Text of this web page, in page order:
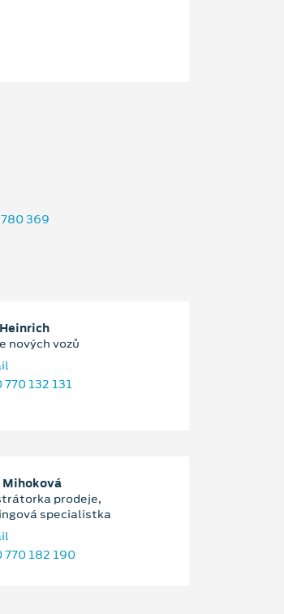
369
nových vozů
132 131
prodeje,
specialistka
770 182 190